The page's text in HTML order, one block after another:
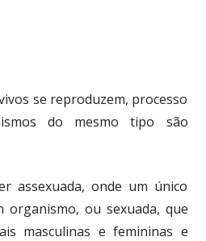
se reproduzem, processo
do mesmo tipo são
assexuada, onde um único
ou sexuada, que
masculinas e femininas e